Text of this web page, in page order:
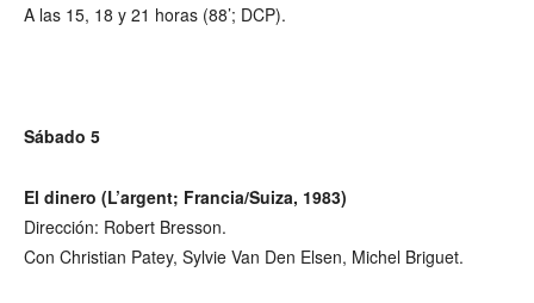
A las 15, 18 y 21 horas (88’; DCP).
Sábado 5
El dinero (L’argent; Francia/Suiza, 1983)
Dirección: Robert Bresson.
Con Christian Patey, Sylvie Van Den Elsen, Michel Briguet.